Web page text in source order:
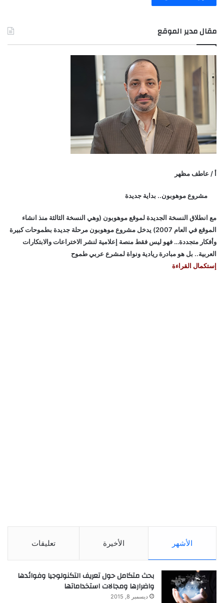
مقال مدير الموقع
أ / عاطف مظهر
مشروع موهوبون.. بداية جديدة
مع انطلاق النسخة الجديدة لموقع موهوبون (وهي النسخة الثالثة منذ انشاء
الموقع في العام 2007) يدخل مشروع موهوبون مرحلة جديدة بطموحات كبيرة
وأفكار متجددة… فهو ليس فقط منصة إعلامية لنشر الاختراعات والابتكارات
العربية.. بل هو مبادرة ريادية ونواة لمشرع عربي طموح
إستكمال القراءة
الأشهر الأخيرة تعليقات
بحث متكامل حول تعريف التكنولوجيا وفوائدها
واضرارها ومجالات استخداماتها
ديسمبر 8, 2015